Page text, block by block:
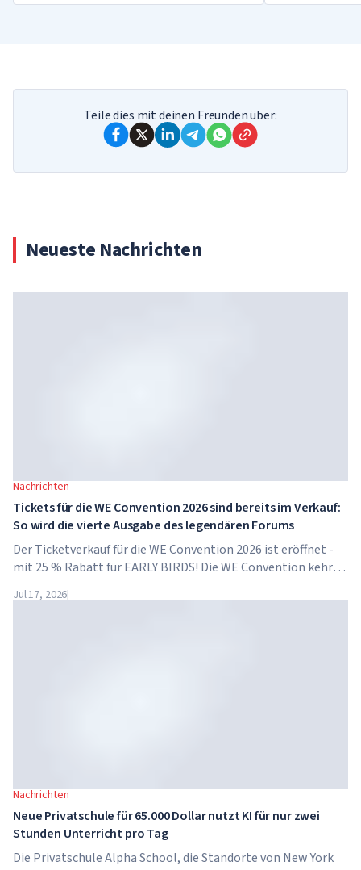
Teile dies mit deinen Freunden über:
Neueste Nachrichten
Nachrichten
Tickets für die WE Convention 2026 sind bereits im Verkauf:
So wird die vierte Ausgabe des legendären Forums
Der Ticketverkauf für die WE Convention 2026 ist eröffnet -
mit 25 % Rabatt für EARLY BIRDS! Die WE Convention kehrt
November 2026 findet das Forum im...
Jul 17, 2026|
Nachrichten
Neue Privatschule für 65.000 Dollar nutzt KI für nur zwei
Stunden Unterricht pro Tag
Die Privatschule Alpha School, die Standorte von New York